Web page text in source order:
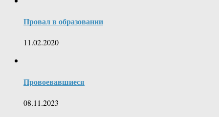
Провал в образовании
11.02.2020
Провоевавшиеся
08.11.2023